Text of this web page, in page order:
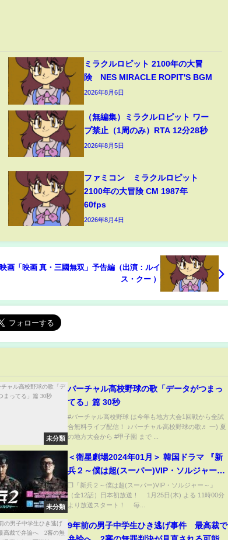
ミラクルロピット 2100年の大冒
険 NES MIRACLE ROPIT'S BGM
2026年8月6日
（無編集）ミラクルロピット ワー
プ禁止（1周のみ）RTA 12分28秒
2026年8月5日
ファミコン ミラクルロピット
2100年の大冒険 CM 1987年
60fps
2026年8月4日
映画「映画 真・三國無双」予告編（出演：ルイ
ス・クー ）
未分類
バーチャル高校野球の歌「データがつまっ
てる」篇 30秒
#バーチャル高校野球 は今年も地方大会1回戦から全試
合無料ライブ配信！ ♪バーチャル高校野球の歌♬ 一) 夏
の地方大会から #甲子園 まで ...
未分類
＜衛星劇場2024年01月＞ 韓国ドラマ 『新
兵２～僕は超(スーパー)VIP・ソルジャー
～』 日本初放送 30秒予告
❒『新兵２～僕は超(スーパー)VIP・ソルジャー～』
（全12話）日本初放送！ 1月25日(木) よる 11時00分
より放送スタート！ 毎...
9年前の男子中学生ひき逃げ事件 最高裁で